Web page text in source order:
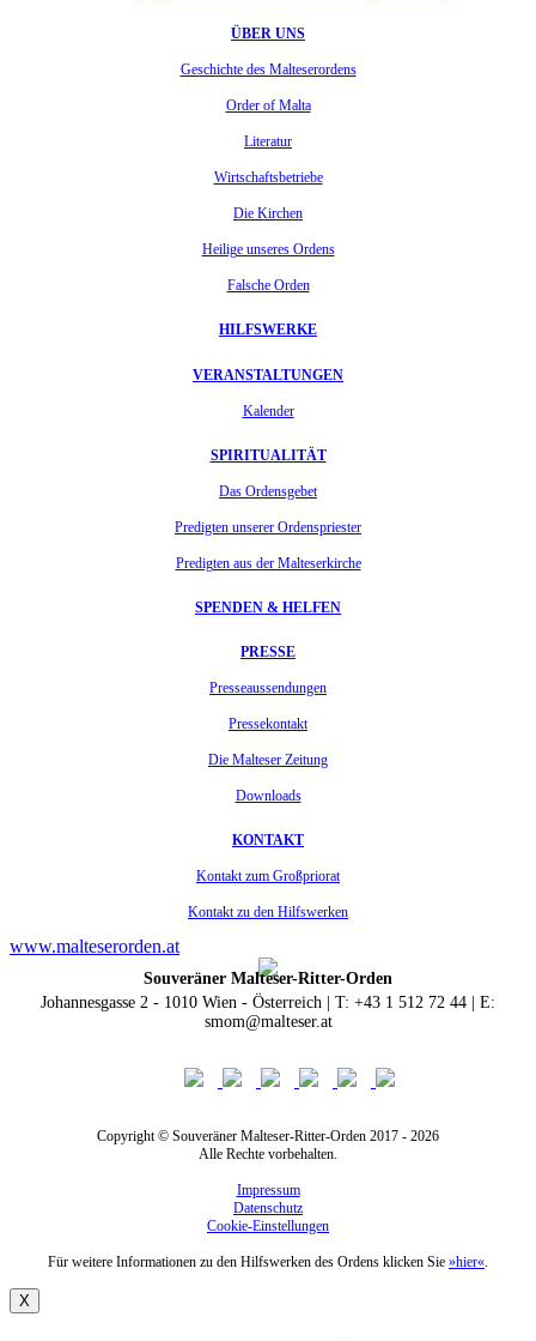
ÜBER UNS
Geschichte des Malteserordens
Order of Malta
Literatur
Wirtschaftsbetriebe
Die Kirchen
Heilige unseres Ordens
Falsche Orden
HILFSWERKE
VERANSTALTUNGEN
Kalender
SPIRITUALITÄT
Das Ordensgebet
Predigten unserer Ordenspriester
Predigten aus der Malteserkirche
SPENDEN & HELFEN
PRESSE
Presseaussendungen
Pressekontakt
Die Malteser Zeitung
Downloads
KONTAKT
Kontakt zum Großpriorat
Kontakt zu den Hilfswerken
www.malteserorden.at
Souveräner Malteser-Ritter-Orden
Johannesgasse 2 - 1010 Wien - Österreich | T: +43 1 512 72 44 | E:
smom@malteser.at
Copyright © Souveräner Malteser-Ritter-Orden 2017 - 2026
Alle Rechte vorbehalten.
Impressum
Datenschutz
Cookie-Einstellungen
Für weitere Informationen zu den Hilfswerken des Ordens klicken Sie »hier«
X